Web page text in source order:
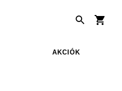
AKCIÓK